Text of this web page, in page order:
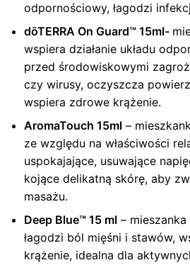
odpornościowy, łagodzi
dōTERRA On Guard™ 15ml-
wspiera działanie układu
przed środowiskowymi
czy wirusy, oczyszcza
wspiera zdrowe krążenie.
AromaTouch 15ml –
ze względu na właściwości
uspokajające, usuwające
kojące delikatną skórę, aby
masażu.
Deep Blue™ 15 ml –
łagodzi ból mięśni i stawów,
krążenie, idealna dla